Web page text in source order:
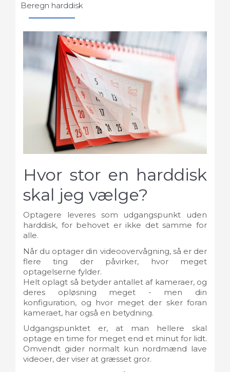
Beregn harddisk
Hvor stor en harddisk
skal jeg vælge?
Optagere leveres som udgangspunkt uden
harddisk, for behovet er ikke det samme for
alle.
Når du optager din videoovervågning, så er der
flere ting der påvirker, hvor meget
optagelserne fylder.
Helt oplagt så betyder antallet af kameraer, og
deres opløsning meget - men din
konfiguration, og hvor meget der sker foran
kameraet, har også en betydning.
Udgangspunktet er, at man hellere skal
optage en time for meget end et minut for lidt.
Omvendt gider normalt kun nordmænd lave
videoer, der viser at græsset gror.